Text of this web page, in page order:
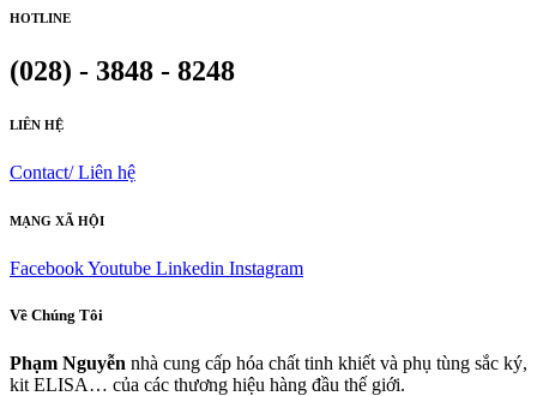
HOTLINE
(028) - 3848 - 8248
LIÊN HỆ
Contact/ Liên hệ
MẠNG XÃ HỘI
FacebookYoutube Linkedin Instagram
Về Chúng Tôi
Phạm Nguyễn nhà cung cấp hóa chất tinh khiết và phụ tùng sắc ký,
kit ELISA… của các thương hiệu hàng đầu thế giới.